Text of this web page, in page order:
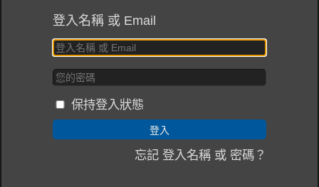
登入名稱 或 Email
保持登入狀態
忘記 登入名稱 或 密碼？